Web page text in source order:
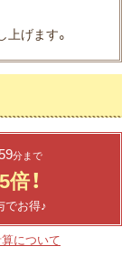
げます。
分まで
！
でお得♪
について